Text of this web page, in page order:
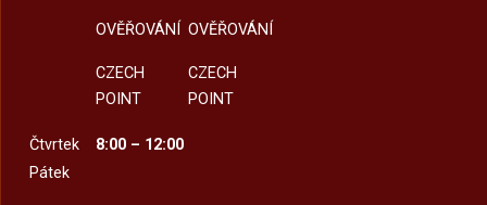
OVĚŘOVÁNÍ
CZECH
POINT
OVĚŘOVÁNÍ
CZECH
POINT
Čtvrtek
8:00 – 12:00
Pátek